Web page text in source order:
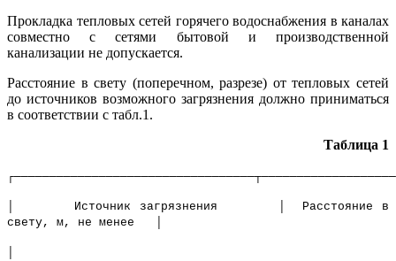
Прокладка тепловых сетей горячего водоснабжения в каналах
совместно с сетями бытовой и производственной
канализации не допускается.
Расстояние в свету (поперечном, разрезе) от тепловых сетей
до источников возможного загрязнения должно приниматься
в соответствии с табл.1.
Таблица 1
│ Источник загрязнения │ Расстояние в
свету, м, не менее │